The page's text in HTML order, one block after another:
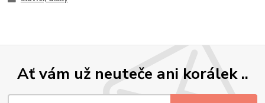
Ať vám už neuteče ani korálek ..